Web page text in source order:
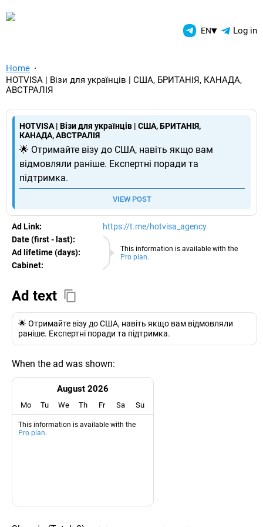
TelegramAds.com — EN▾ Log in
Home
HOTVISA | Візи для українців | США, БРИТАНІЯ, КАНАДА,
АВСТРАЛІЯ
HOTVISA | Візи для українців | США, БРИТАНІЯ,
КАНАДА, АВСТРАЛІЯ
🌟 Отримайте візу до США, навіть якщо вам
відмовляли раніше. Експертні поради та
підтримка.
VIEW POST
Ad Link: https://t.me/hotvisa_agency
This information is available with the
Pro plan.
Date (first - last):
06.08.2026
Ad lifetime (days):
Cabinet:
EURO
Ad text
🌟 Отримайте візу до США, навіть якщо вам відмовляли
раніше. Експертні поради та підтримка.
When the ad was shown:
August 2026
Mo Tu We Th Fr Sa Su
This information is available with the
Pro plan.